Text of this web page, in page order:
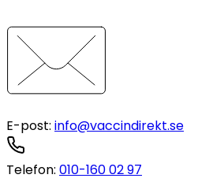
E-post: info@vaccindirekt.se
Telefon: 010-160 02 97